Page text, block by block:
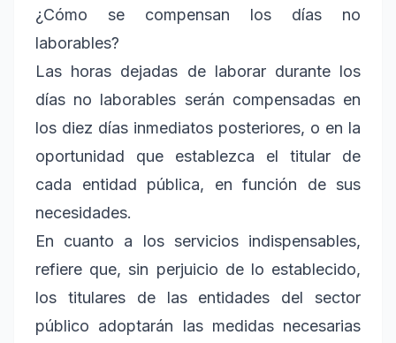
¿Cómo se compensan los días no
laborables?
Las horas dejadas de laborar durante los
días no laborables serán compensadas en
los diez días inmediatos posteriores, o en la
oportunidad que establezca el titular de
cada entidad pública, en función de sus
necesidades.
En cuanto a los servicios indispensables,
refiere que, sin perjuicio de lo establecido,
los titulares de las entidades del sector
público adoptarán las medidas necesarias